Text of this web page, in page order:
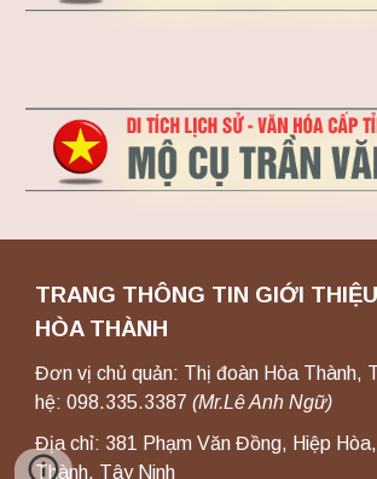
TRANG THÔNG TIN GIỚI
HÒA THÀNH
Đơn vị chủ quản: Thị đoàn Hòa Thành,
hệ: 098.335.3387(Mr.Lê AnhNgữ)
Địa chỉ: 381 Phạm Văn Đồng, Hiệp
Thành, Tây Ninh